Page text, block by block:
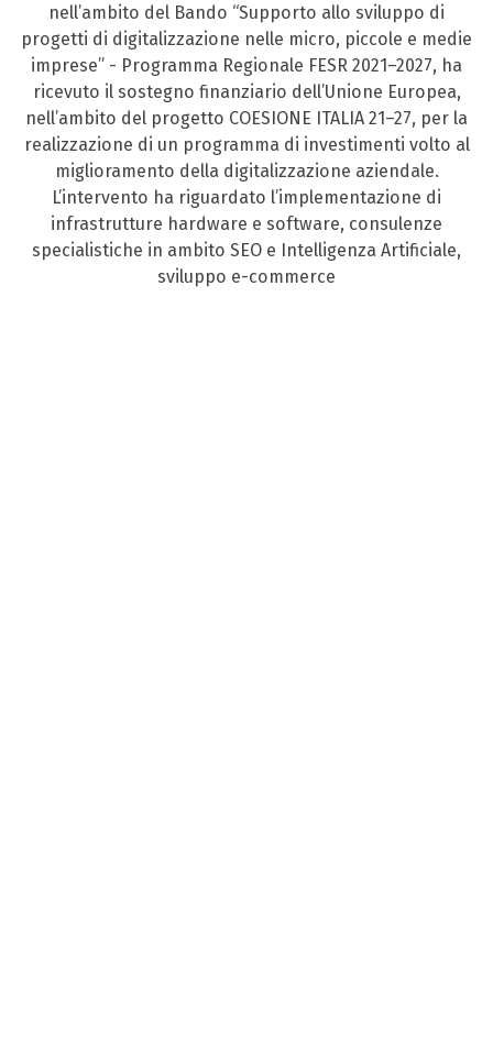
nell’ambito del Bando “Supporto allo sviluppo di
progetti di digitalizzazione nelle micro, piccole e medie
imprese” - Programma Regionale FESR 2021–2027, ha
ricevuto il sostegno finanziario dell’Unione Europea,
nell’ambito del progetto COESIONE ITALIA 21–27, per la
realizzazione di un programma di investimenti volto al
miglioramento della digitalizzazione aziendale.
L’intervento ha riguardato l’implementazione di
infrastrutture hardware e software, consulenze
specialistiche in ambito SEO e Intelligenza Artificiale,
sviluppo e-commerce